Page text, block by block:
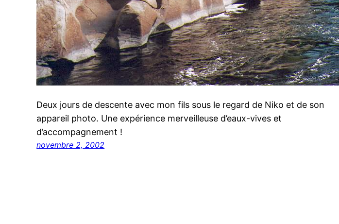
Deux jours de descente avec mon fils sous le regard de Niko et de son
appareil photo. Une expérience merveilleuse d’eaux-vives et
d’accompagnement !
novembre 2, 2002